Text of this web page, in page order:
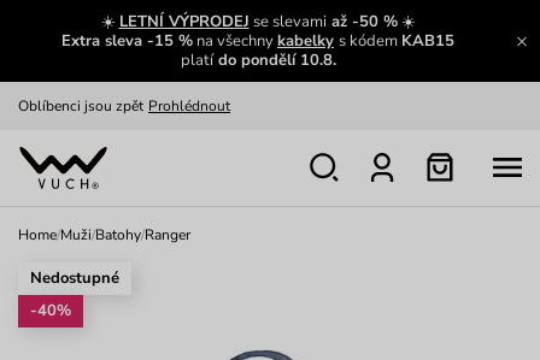
☀️ LETNÍ VÝPRODEJ se slevamiaž -50 %☀️
Extra sleva -15 % na všechnykabelky s kódem KAB15
platído pondělí 10.8.
Zajímavosti ze světa Vuch:
Zobrazit
Oblíbenci jsou zpět Prohlédnout
Nech se inspirovat
Home/Muži/Batohy/Ranger
Nedostupné
-40%